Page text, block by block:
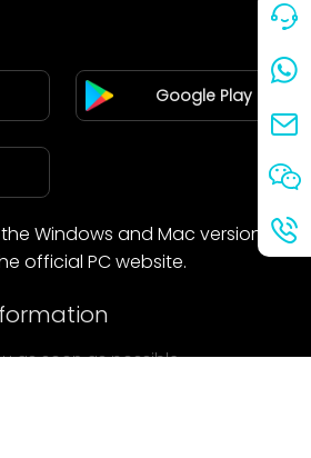
Google Play
Windows and Mac versions of
official PC website.
as soon as possible.